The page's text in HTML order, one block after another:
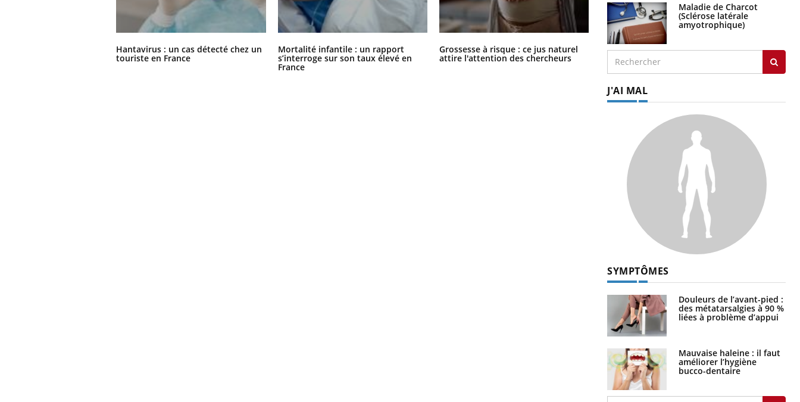
Hantavirus : un cas détecté chez un
touriste en France
Mortalité infantile : un rapport
s’interroge sur son taux élevé en
France
Grossesse à risque : ce jus naturel
attire l'attention des chercheurs
Comment oublier les écrans en
Maladie de Charcot
(Sclérose latérale
amyotrophique)
J'AI MAL
SYMPTÔMES
Douleurs de l’avant-pied :
des métatarsalgies à 90 %
liées à problème d’appui
Mauvaise haleine : il faut
améliorer l’hygiène
bucco-dentaire